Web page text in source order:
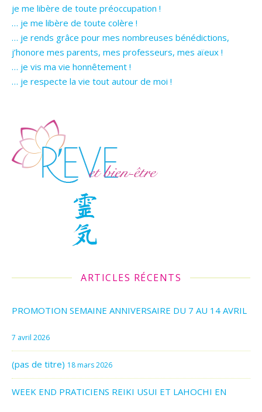
je me libère de toute préoccupation !
… je me libère de toute colère !
… je rends grâce pour mes nombreuses bénédictions,
j’honore mes parents, mes professeurs, mes aïeux !
… je vis ma vie honnêtement !
… je respecte la vie tout autour de moi !
ARTICLES RÉCENTS
PROMOTION SEMAINE ANNIVERSAIRE DU 7 AU 14 AVRIL
7 avril 2026
(pas de titre) 18 mars 2026
WEEK END PRATICIENS REIKI USUI ET LAHOCHI EN